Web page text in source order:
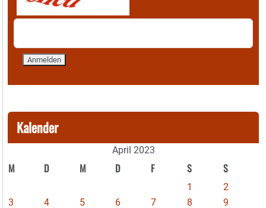
Kalender
April 2023
M D M D F S S
1
2
3
4 5 6 7 8
9